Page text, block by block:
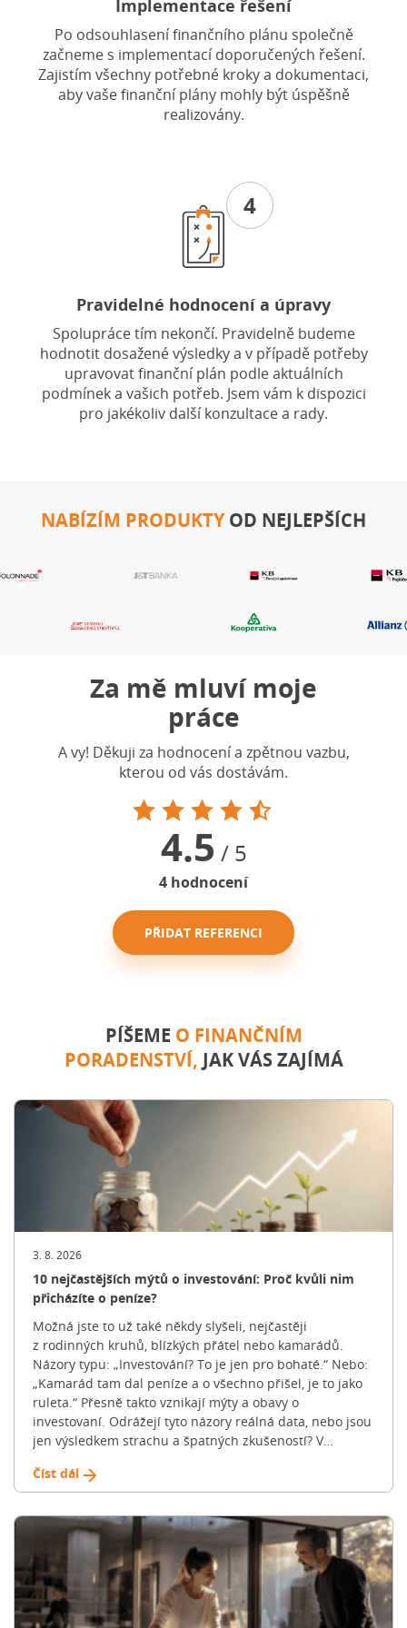
Implementace řešení
Po odsouhlasení finančního plánu společně
začneme s implementací doporučených řešení.
Zajistím všechny potřebné kroky a dokumentaci,
aby vaše finanční plány mohly být úspěšně
realizovány.
4
Pravidelné hodnocení a úpravy
Spolupráce tím nekončí. Pravidelně budeme
hodnotit dosažené výsledky a v případě potřeby
upravovat finanční plán podle aktuálních
podmínek a vašich potřeb. Jsem vám k dispozici
pro jakékoliv další konzultace a rady.
NABÍZÍM PRODUKTYOD NEJLEPŠÍCH
Za mě mluví moje
práce
A vy! Děkuji za hodnocení a zpětnou vazbu,
kterou od vás dostávám.
4.5 / 5
4 hodnocení
PŘIDAT REFERENCI
PÍŠEME O FINANČNÍM
PORADENSTVÍ, JAK VÁS ZAJÍMÁ
3. 8. 2026
10 nejčastějších mýtů o investování: Proč kvůli nim
přicházíte o peníze?
Možná jste to už také někdy slyšeli, nejčastěji
z rodinných kruhů, blízkých přátel nebo kamarádů.
Názory typu: „Investování? To je jen pro bohaté.“ Nebo:
„Kamarád tam dal peníze a o všechno přišel, je to jako
ruleta.“ Přesně takto vznikají mýty a obavy o
investovaní. Odrážejí tyto názory reálná data, nebo jsou
jen výsledkem strachu a špatných zkušeností? V
společně posvítit na 10 nejčastějších mýtů o investování
a ukázat si, jak realita vypadá doopravdy. „Jako
investiční specialista se s těmito tvrzeními potkávám
dnes a denně. Svět financí je bohužel opředen
spoustou mýtů, které v lidech vyvolávají strach. A
výsledek? Peníze nechávají ležet na běžných účtech
nebo spořících, kde je pomalu, ale jistě požírá inflace,“
zmiňuje David Pacoň, specialista na investice a DPS
Číst dál